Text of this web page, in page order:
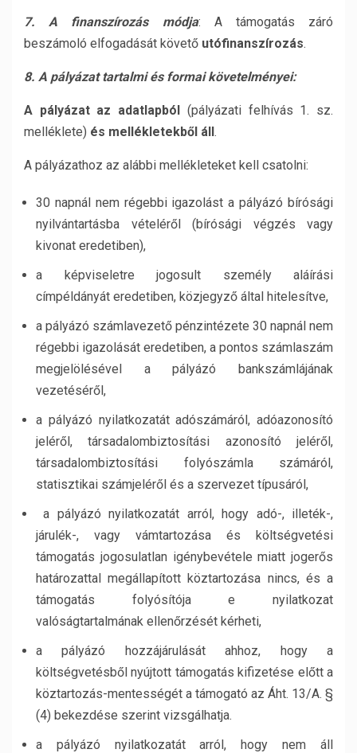
7. A finanszírozás módja: A támogatás záró
beszámoló elfogadását követő utófinanszírozás.
8. A pályázat tartalmi és formai követelményei:
A pályázat az adatlapból (pályázati felhívás 1. sz.
melléklete) és mellékletekből áll.
A pályázathoz az alábbi mellékleteket kell csatolni:
30 napnál nem régebbi igazolást a pályázó bírósági
nyilvántartásba vételéről (bírósági végzés vagy
kivonat eredetiben),
a képviseletre jogosult személy aláírási
címpéldányát eredetiben, közjegyző által hitelesítve,
a pályázó számlavezető pénzintézete 30 napnál nem
régebbi igazolását eredetiben, a pontos számlaszám
megjelölésével a pályázó bankszámlájának
vezetéséről,
a pályázó nyilatkozatát adószámáról, adóazonosító
jeléről, társadalombiztosítási azonosító jeléről,
társadalombiztosítási folyószámla számáról,
statisztikai számjeléről és a szervezet típusáról,
a pályázó nyilatkozatát arról, hogy adó-, illeték-,
járulék-, vagy vámtartozása és költségvetési
támogatás jogosulatlan igénybevétele miatt jogerős
határozattal megállapított köztartozása nincs, és a
támogatás folyósítója e nyilatkozat
valóságtartalmának ellenőrzését kérheti,
a pályázó hozzájárulását ahhoz, hogy a
költségvetésből nyújtott támogatás kifizetése előtt a
köztartozás-mentességét a támogató az Áht. 13/A. §
(4) bekezdése szerint vizsgálhatja.
a pályázó nyilatkozatát arról, hogy nem áll